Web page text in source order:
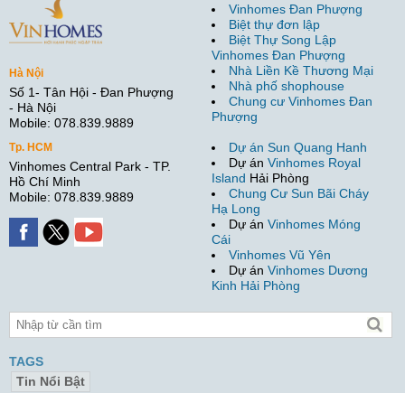
Hà Nội
Số 1- Tân Hội - Đan Phượng
- Hà Nội
Mobile: 078.839.9889
Tp. HCM
Vinhomes Central Park - TP.
Hồ Chí Minh
Mobile: 078.839.9889
Vinhomes Đan Phượng
Biệt thự đơn lập
Biệt Thự Song Lập
Vinhomes Đan Phượng
Nhà Liền Kề Thương Mại
Nhà phố shophouse
Chung cư Vinhomes Đan
Phượng
Dự án Sun Quang Hanh
Dự án Vinhomes Royal
Island Hải Phòng
Chung Cư Sun Bãi Cháy
Hạ Long
Dự án Vinhomes Móng
Cái
Vinhomes Vũ Yên
Dự án Vinhomes Dương
Kinh Hải Phòng
TAGS
Tin Nổi Bật